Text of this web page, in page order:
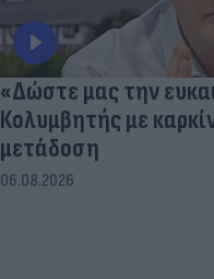
«Δώστε μας την
Κολυμβητής με
μετάδοση
06.08.2026